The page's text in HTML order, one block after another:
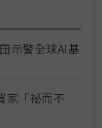
示警全球AI基
「祕而不